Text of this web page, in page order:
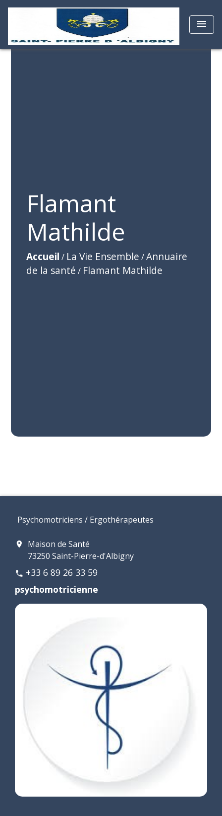
menu
Flamant
Mathilde
Accueil / La Vie Ensemble /Annuaire
de la santé / Flamant Mathilde
Psychomotriciens / Ergothérapeutes
location_on
Maison de Santé
73250 Saint-Pierre-d'Albigny
phone +33 6 89 26 33 59
psychomotricienne